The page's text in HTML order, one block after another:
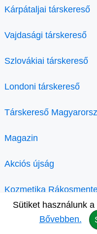
Kárpátaljai társkereső
Vajdasági társkereső
Szlovákiai társkereső
Londoni társkereső
Társkereső
Magazin
Akciós újság
Kozmetika
Sütiket használunk
Bővebben.